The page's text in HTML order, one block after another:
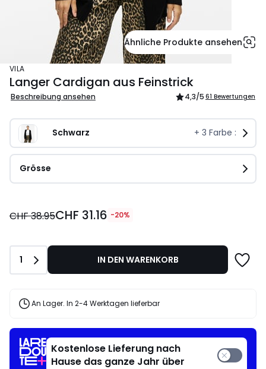
Ähnliche Produkte ansehen
VILA
Langer Cardigan aus Feinstrick
Beschreibung ansehen 4,3/5 61 Bewertungen
Schwarz + 3 Farbe :
Grösse
31.16
20%
angewandter
CHF 38.95CHF 31.16 -20%
Anzahl
1 IN DEN WARENKORB
An Lager. In 2-4 Werktagen lieferbar
Kostenlose Lieferung nach
Hause das ganze Jahr über